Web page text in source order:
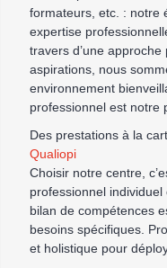
formateurs, etc. : notre
expertise
travers d’une approche
aspirations, nous
environnement
professionnel est notre
Des prestations à la
Qualiopi
Choisir notre centre,
professionnel
bilan de compétences
besoins spécifiques.
et holistique pour